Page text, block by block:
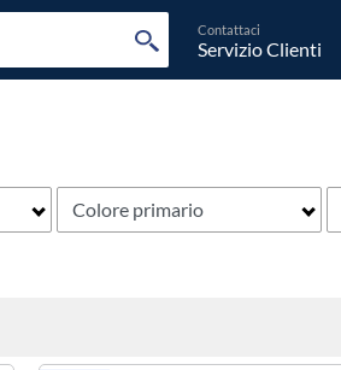
Contattaci
Servizio Clienti
Colore primario